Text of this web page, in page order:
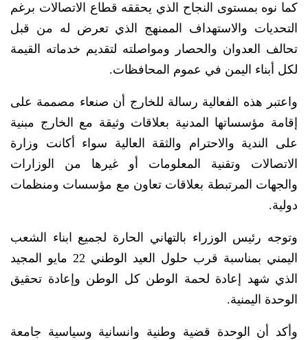
كما نوه بمستوى النجاح الذي يحققه قطاع الاتصالات برغم
التحديات والاستهداف الممنهج الذي تعرض له من قبل
تحالف العدوان والحصار ومواصلته لتقديم خدماته القيمة
لكل أبناء اليمن في عموم المحافظات.
واعتبر هذه الفعالية رسالة للخارج أن صنعاء مصممة على
إقامة مؤسساتها المدنية بعلاقات وثيقة مع الخارج مبنية
على الندية والاحترام والثقة العالية سواء أكانت وزارة
الاتصالات وتقنية المعلومات أو غيرها من الوزارات
والجهات المرتبطة بعلاقات تعاون مع مؤسسات ومنظمات
دولية.
وتوجه رئيس الوزراء بالتهاني الحارة لجميع ابناء الشعب
اليمني بمناسبة قرب حلول العيد الوطني 22 مايو المجيد
الذي شهد إعادة لحمة الوطن كل الوطن وإعادة تحقيق
الوحدة اليمنية.
وأكد أن الوحدة قضية وطنية وانسانية وسياسية جامعة